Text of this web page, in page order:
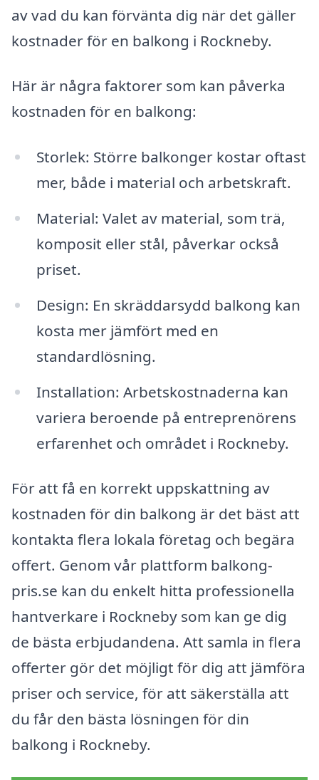
av vad du kan förvänta dig när det gäller
kostnader för en balkong i Rockneby.
Här är några faktorer som kan påverka
kostnaden för en balkong:
Storlek: Större balkonger kostar oftast
mer, både i material och arbetskraft.
Material: Valet av material, som trä,
komposit eller stål, påverkar också
priset.
Design: En skräddarsydd balkong kan
kosta mer jämfört med en
standardlösning.
Installation: Arbetskostnaderna kan
variera beroende på entreprenörens
erfarenhet och området i Rockneby.
För att få en korrekt uppskattning av
kostnaden för din balkong är det bäst att
kontakta flera lokala företag och begära
offert. Genom vår plattform balkong-
pris.se kan du enkelt hitta professionella
hantverkare i Rockneby som kan ge dig
de bästa erbjudandena. Att samla in flera
offerter gör det möjligt för dig att jämföra
priser och service, för att säkerställa att
du får den bästa lösningen för din
balkong i Rockneby.